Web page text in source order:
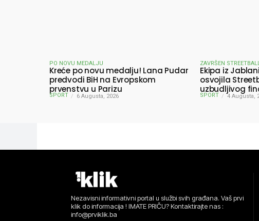
PO NOVU MEDALJU
Kreće po novu medalju! Lana Pudar
predvodi BiH na Evropskom
prvenstvu u Parizu
SPORT 6 Augusta, 2026
ZAVRŠEN
Ekipa iz
osvojila
uzbudljivog
pobjednici
SPORT 4 Augusta,
Nezavisni informativni portal u službi svih građana. Vaš prvi
klik do informacija ! IMATE PRIČU? Kontaktirajte nas :
info@prviklik.ba